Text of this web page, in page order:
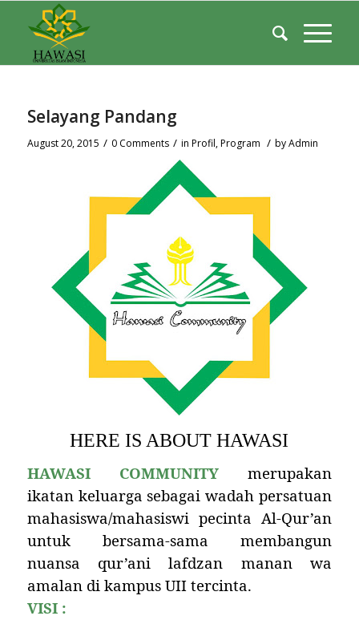
Selayang Pandang
August 20, 2015 / 0 Comments / in Profil,Program / byAdmin
HERE IS ABOUT HAWASI
HAWASI COMMUNITY merupakan
ikatan keluarga sebagai wadah persatuan
mahasiswa/mahasiswi pecinta Al-Qur’an
untuk bersama-sama membangun
nuansa qur’ani lafdzan manan wa
amalan di kampus UII tercinta.
VISI :